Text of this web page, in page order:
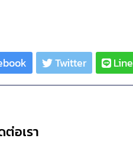
Twitter Line
อเรา